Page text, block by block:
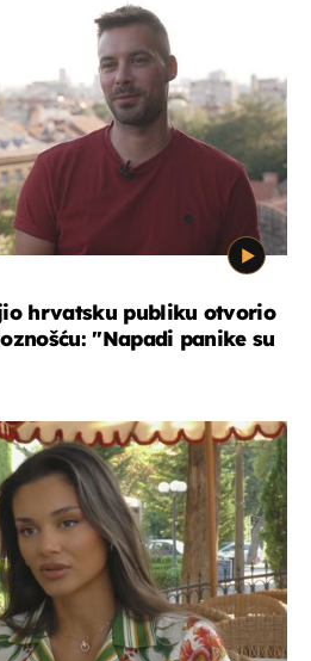
hrvatsku publiku otvorio
"Napadi panike su